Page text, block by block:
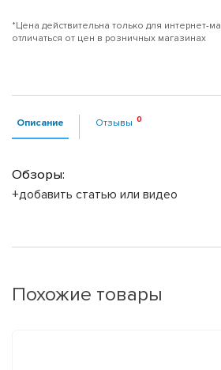
*Цена действительна только для интернет-
отличаться от цен в розничных магазинах
Описание Отзывы
Обзоры:
+добавить статью или видео
Похожие товары